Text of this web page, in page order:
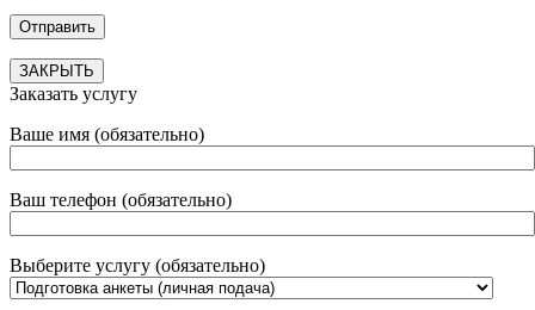
ЗАКРЫТЬ
Заказать услугу
Ваше имя (обязательно)
Ваш телефон (обязательно)
Выберите услугу (обязательно)